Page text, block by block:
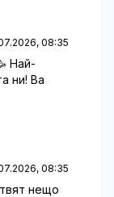
08:35
Най-
ни! Ва
08:35
нещо